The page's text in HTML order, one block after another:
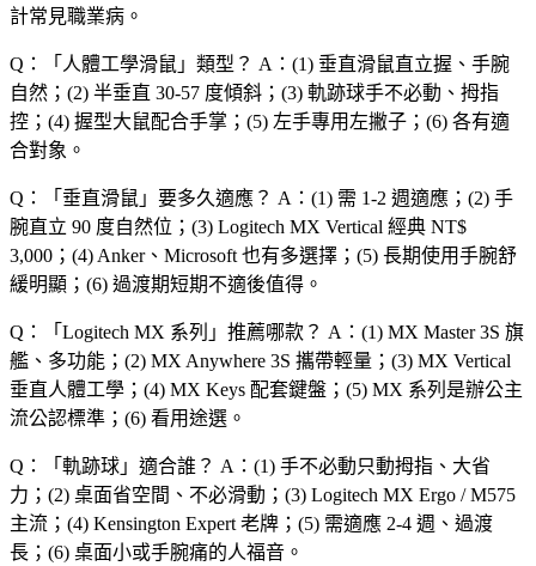
計常見職業病。
Q：「 人體工學滑鼠 」類型？ A：(1) 垂直滑鼠直立握、手腕
自然；(2) 半垂直 30-57 度傾斜；(3) 軌跡球手不必動、拇指
控；(4) 握型大鼠配合手掌；(5) 左手專用左撇子；(6) 各有適
合對象。
Q：「 垂直滑鼠 」要多久適應？ A：(1) 需 1-2 週適應；(2) 手
腕直立 90 度自然位；(3) Logitech MX Vertical 經典 NT$
3,000；(4) Anker、Microsoft 也有多選擇；(5) 長期使用手腕舒
緩明顯；(6) 過渡期短期不適後值得。
Q：「 Logitech MX 系列 」推薦哪款？ A：(1) MX Master 3S 旗
艦、多功能；(2) MX Anywhere 3S 攜帶輕量；(3) MX Vertical
垂直人體工學；(4) MX Keys 配套鍵盤；(5) MX 系列是辦公主
流公認標準；(6) 看用途選。
Q：「 軌跡球 」適合誰？ A：(1) 手不必動只動拇指、大省
力；(2) 桌面省空間、不必滑動；(3) Logitech MX Ergo / M575
主流；(4) Kensington Expert 老牌；(5) 需適應 2-4 週、過渡
長；(6) 桌面小或手腕痛的人福音。